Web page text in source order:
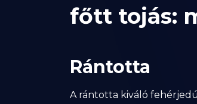
főtt tojás:
Rántotta
A rántotta kiváló